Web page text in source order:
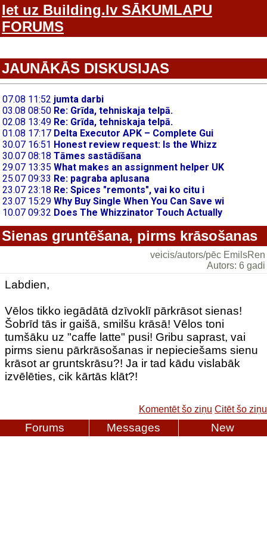
Iet uz Building.lv SĀKUMLAPU
FORUMS
JAUNĀKĀS DISKUSIJAS
Sienas gruntēšana, pirms krāsošanas
veicis/autors/pēc EmilsRen
Autors: 6 gadi
Labdien,
Vēlos tikko iegādātā dzīvoklī pārkrāsot sienas!
Šobrīd tās ir gaišā, smilšu krāsā! Vēlos toni
tumšāku uz "caffe latte" pusi! Gribu saprast, vai
pirms sienu pārkrāsošanas ir nepieciešams sienu
krāsot ar gruntskrāsu?! Ja ir tad kādu vislabāk
izvēlēties, cik kārtās klāt?!
Komentēt šo ziņu Citēt šo ziņu
Forums Messages New